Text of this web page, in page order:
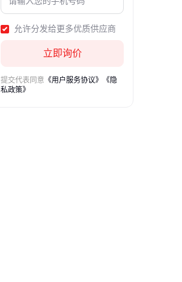
允许分发给更多优质供应商
立即询价
提交代表同意 《用户服务协议》
《隐
私政策》